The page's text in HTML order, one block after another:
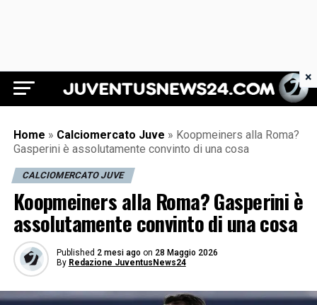
Juventus News 24
Home » Calciomercato Juve » Koopmeiners alla Roma?
Gasperini è assolutamente convinto di una cosa
CALCIOMERCATO JUVE
Koopmeiners alla Roma? Gasperini è
assolutamente convinto di una cosa
Published 2 mesi ago on 28 Maggio 2026
By Redazione JuventusNews24
×